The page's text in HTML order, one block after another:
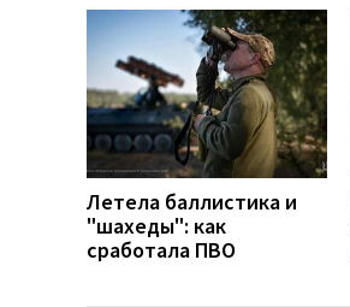
Летела баллистика и
"шахеды": как
сработала ПВО